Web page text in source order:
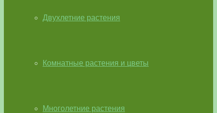
Двухлетние растения
Комнатные растения и цветы
Многолетние растения